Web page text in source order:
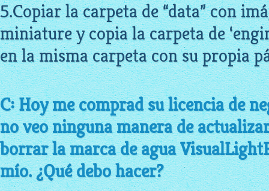
5.Copiar la carpeta de “data” con
miniature y copia la carpeta de
en la misma carpeta con su propia
C: Hoy me comprad su licencia de
no veo ninguna manera de
borrar la marca de agua
mío. ¿Qué debo hacer?